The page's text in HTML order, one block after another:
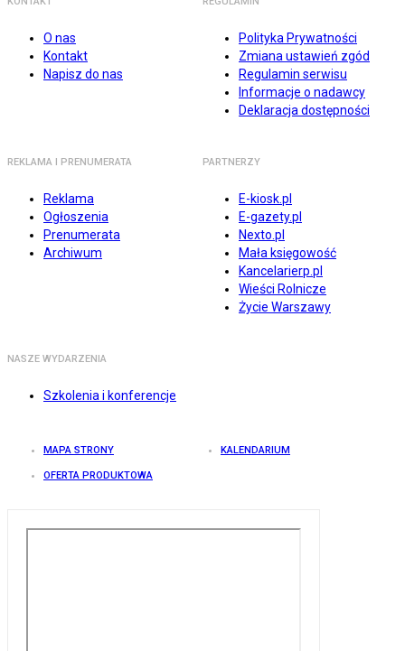
O nas
Kontakt
Napisz do nas
Polityka Prywatności
Zmiana ustawień zgód
Regulamin serwisu
Informacje o nadawcy
Deklaracja dostępności
REKLAMA I PRENUMERATA
Reklama
Ogłoszenia
Prenumerata
Archiwum
PARTNERZY
E-kiosk.pl
E-gazety.pl
Nexto.pl
Mała księgowość
Kancelarierp.pl
Wieści Rolnicze
Życie Warszawy
NASZE WYDARZENIA
Szkolenia i konferencje
MAPA STRONY KALENDARIUM
OFERTA PRODUKTOWA